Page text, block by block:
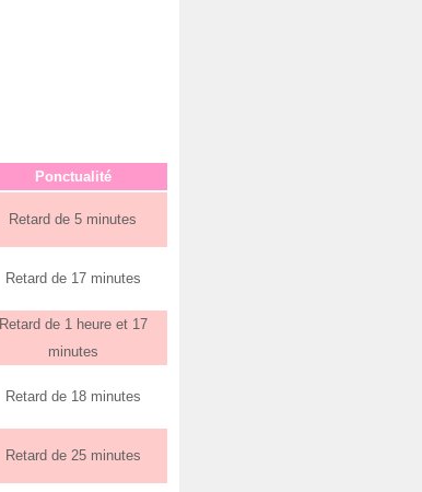
Ponctualité
Retard de 5 minutes
Retard de 17 minutes
Retard de 1 heure et 17
minutes
Retard de 18 minutes
Retard de 25 minutes